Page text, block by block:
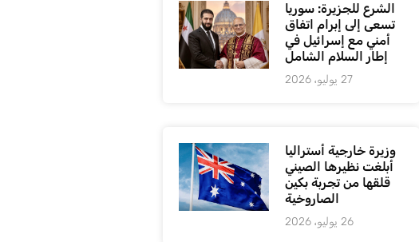
الشرع للجزيرة: سوريا
تسعى إلى إبرام اتفاق
أمني مع إسرائيل في
إطار السلام الشامل
27 يوليو، 2026
وزيرة خارجية أستراليا
أبلغت نظيرها الصيني
قلقها من تجربة بكين
الصاروخية
26 يوليو، 2026